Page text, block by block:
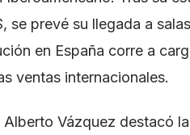
se prevé su llegada a
en España corre a
ventas internacionales.
Alberto Vázquez destacó